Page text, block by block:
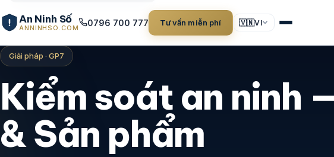
An Ninh Số
ANNINHSO.COM
0796 700 777 Tư vấn miễn phí 🇻🇳VI
Giải pháp · GP7
Kiểm soát an ninh
& Sản phẩm